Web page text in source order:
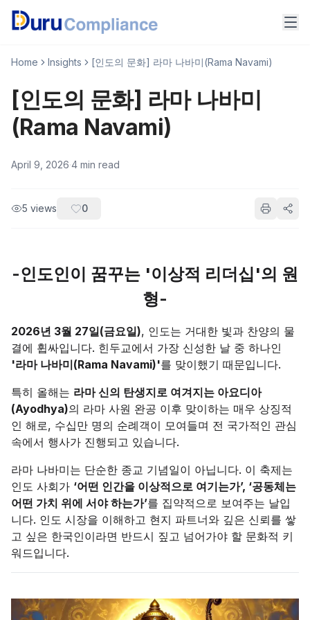
Home Insights [인도의 문화] 라마 나바미(Rama Navami)
[인도의 문화] 라마 나바미
(Rama Navami)
April 9, 2026·4 min read
5 views 0
-인도인이 꿈꾸는 '이상적 리더십'의 원
형-
2026년 3월 27일(금요일), 인도는 거대한 빛과 찬양의 물
결에 휩싸입니다. 힌두교에서 가장 신성한 날 중 하나인
'라마 나바미(Rama Navami)'를 맞이했기 때문입니다.
특히 올해는 라마 신의 탄생지로 여겨지는 아요디아
(Ayodhya)의 라마 사원 완공 이후 맞이하는 매우 상징적
인 해로, 수십만 명의 순례객이 모여들며 전 국가적인 관심
속에서 행사가 진행되고 있습니다.
라마 나바미는 단순한 종교 기념일이 아닙니다. 이 축제는
인도 사회가 ‘어떤 인간을 이상적으로 여기는가’, ‘공동체는
어떤 가치 위에 서야 하는가’를 집약적으로 보여주는 날입
니다. 인도 시장을 이해하고 현지 파트너와 깊은 신뢰를 쌓
고 싶은 한국인이라면 반드시 짚고 넘어가야 할 문화적 키
워드입니다.